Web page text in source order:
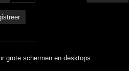
grote schermen en desktops